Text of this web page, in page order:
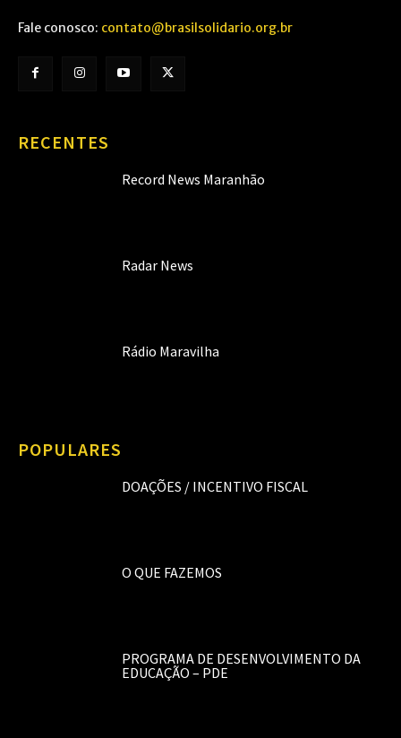
Fale conosco: contato@brasilsolidario.org.br
RECENTES
Record News Maranhão
Radar News
Rádio Maravilha
POPULARES
DOAÇÕES / INCENTIVO FISCAL
O QUE FAZEMOS
PROGRAMA DE DESENVOLVIMENTO DA
EDUCAÇÃO – PDE